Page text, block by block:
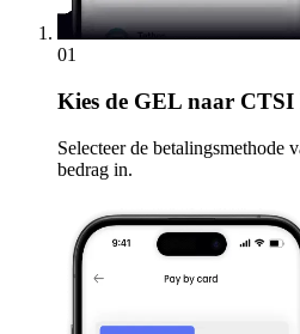
01
Kies de GEL naar CTSI
Selecteer de betalingsmethode
bedrag in.